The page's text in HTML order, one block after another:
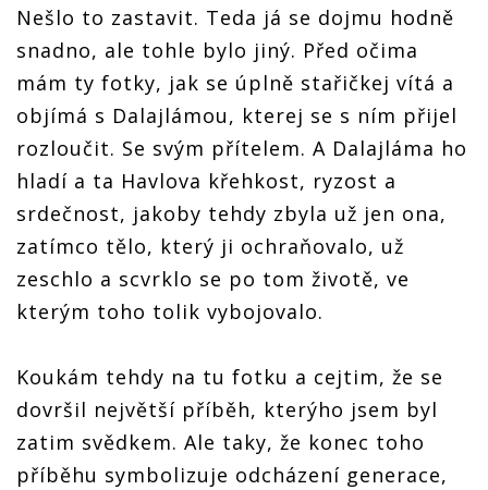
Nešlo to zastavit. Teda já se dojmu hodně
snadno, ale tohle bylo jiný. Před očima
mám ty fotky, jak se úplně stařičkej vítá a
objímá s Dalajlámou, kterej se s ním přijel
rozloučit. Se svým přítelem. A Dalajláma ho
hladí a ta Havlova křehkost, ryzost a
srdečnost, jakoby tehdy zbyla už jen ona,
zatímco tělo, který ji ochraňovalo, už
zeschlo a scvrklo se po tom životě, ve
kterým toho tolik vybojovalo.
Koukám tehdy na tu fotku a cejtim, že se
dovršil největší příběh, kterýho jsem byl
zatim svědkem. Ale taky, že konec toho
příběhu symbolizuje odcházení generace,